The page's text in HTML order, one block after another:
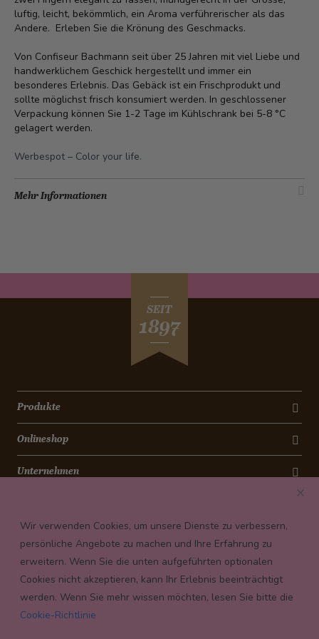
luftig, leicht, bekömmlich, ein Aroma verführerischer als das
Andere. Erleben Sie die Krönung des Geschmacks.
Von Confiseur Bachmann seit über 25 Jahren mit viel Liebe und
handwerklichem Geschick hergestellt und immer ein
besonderes Erlebnis. Das Gebäck ist ein Frischprodukt und
sollte möglichst frisch konsumiert werden. In geschlossener
Verpackung können Sie 1-2 Tage im Kühlschrank bei 5-8 °C
gelagert werden.
Werbespot – Color your life.
Mehr Informationen
SEIT
1897
Produkte
Onlineshop
Unternehmen
Payment conditions
Wir verwenden Cookies, um unsere Dienste zu verbessern,
persönliche Angebote zu machen und Ihre Erfahrung zu
erweitern. Wenn Sie die unten aufgeführten optionalen
Cookies nicht akzeptieren, kann Ihr Erlebnis beeinträchtigt
werden. Wenn Sie mehr wissen möchten, lesen Sie bitte die
Cookie-Richtlinie